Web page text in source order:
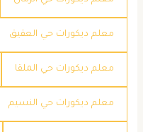
معلم ديكورات حي العقيق
معلم ديكورات حي الملقا
معلم ديكورات حي النسيم